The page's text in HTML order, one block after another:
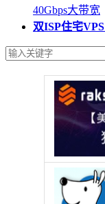
40Gbps大带宽
双ISP住宅VPS